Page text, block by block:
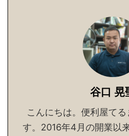
谷口 晃
こんにちは。便利屋て
す。2016年4月の開業以